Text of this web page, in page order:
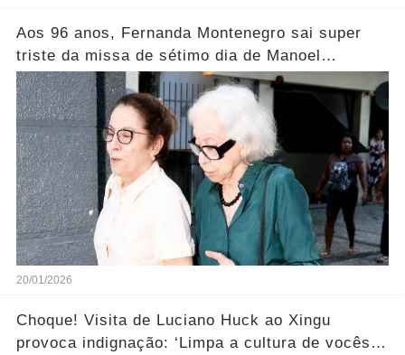
Aos 96 anos, Fernanda Montenegro sai super
triste da missa de sétimo dia de Manoel
Carlos..... Ver mais
20/01/2026
Choque! Visita de Luciano Huck ao Xingu
provoca indignação: ‘Limpa a cultura de vocês